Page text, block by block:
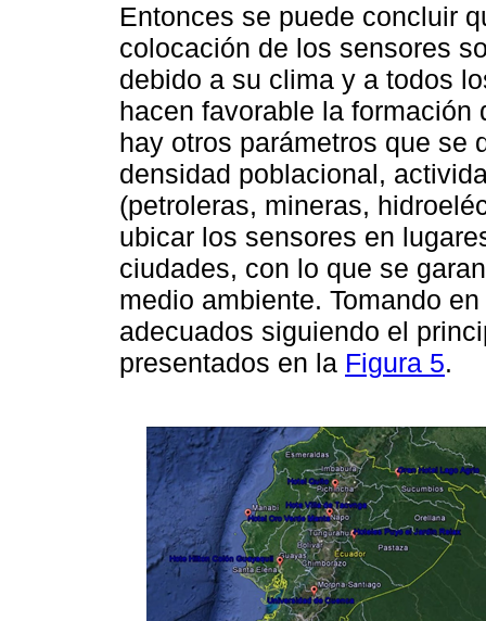
Entonces se puede concluir
colocación de los sensores
debido a su clima y a todos
hacen favorable la
hay otros parámetros que se
densidad poblacional,
(petroleras, mineras,
ubicar los sensores en
ciudades, con lo que se
medio ambiente. Tomando
adecuados siguiendo el
presentados en la Figura 5.